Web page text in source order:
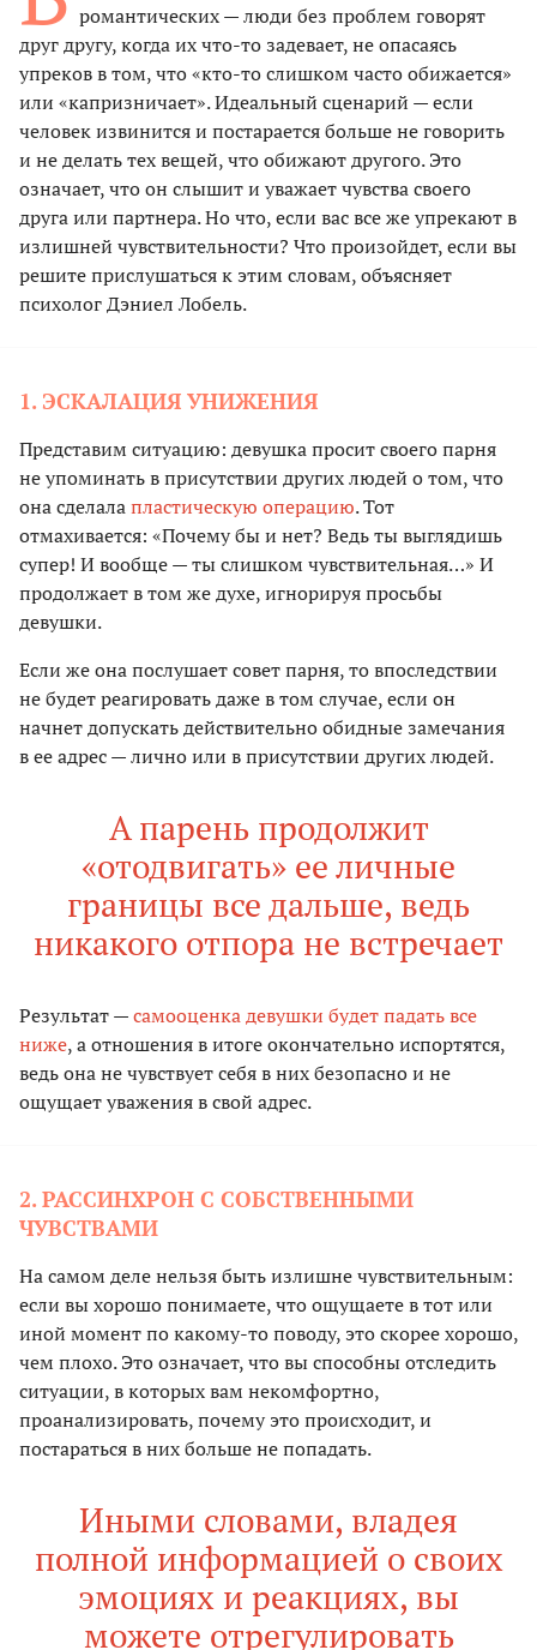
романтических — люди без проблем говорят
друг другу, когда их что-то задевает, не опасаясь
упреков в том, что «кто-то слишком часто обижается»
или «капризничает». Идеальный сценарий — если
человек извинится и постарается больше не говорить
и не делать тех вещей, что обижают другого. Это
означает, что он слышит и уважает чувства своего
друга или партнера. Но что, если вас все же упрекают в
излишней чувствительности? Что произойдет, если вы
решите прислушаться к этим словам, объясняет
психолог Дэниел Лобель.
1. ЭСКАЛАЦИЯ УНИЖЕНИЯ
Представим ситуацию: девушка просит своего парня
не упоминать в присутствии других людей о том, что
она сделалапластическую операцию. Тот
отмахивается: «Почему бы и нет? Ведь ты выглядишь
супер! И вообще — ты слишком чувствительная…» И
продолжает в том же духе, игнорируя просьбы
девушки.
Если же она послушает совет парня, то впоследствии
не будет реагировать даже в том случае, если он
начнет допускать действительно обидные замечания
в ее адрес — лично или в присутствии других людей.
А парень продолжит
«отодвигать» ее личные
границы все дальше, ведь
никакого отпора не встречает
Результат —самооценка девушки будет падать все
ниже, а отношения в итоге окончательно испортятся,
ведь она не чувствует себя в них безопасно и не
ощущает уважения в свой адрес.
2. РАССИНХРОН С СОБСТВЕННЫМИ
ЧУВСТВАМИ
На самом деле нельзя быть излишне чувствительным:
если вы хорошо понимаете, что ощущаете в тот или
иной момент по какому-то поводу, это скорее хорошо,
чем плохо. Это означает, что вы способны отследить
ситуации, в которых вам некомфортно,
проанализировать, почему это происходит, и
постараться в них больше не попадать.
Иными словами, владея
полной информацией о своих
эмоциях и реакциях, вы
можете отрегулировать